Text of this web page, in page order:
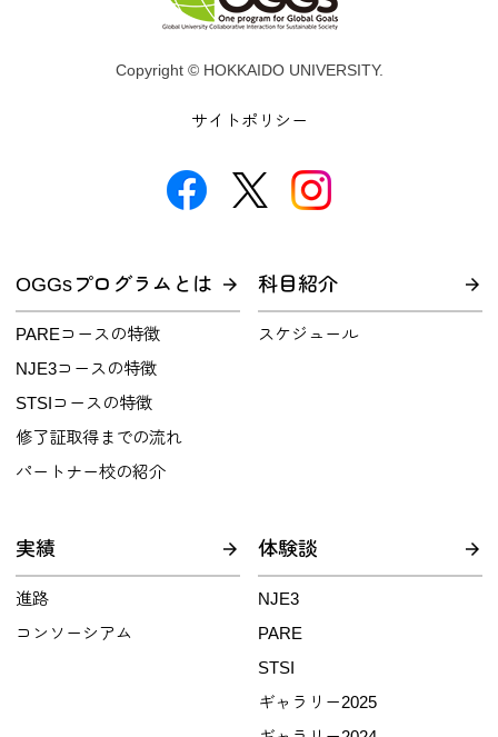
Copyright © HOKKAIDO UNIVERSITY.
サイトポリシー
OGGsプログラムとは
PAREコースの特徴
NJE3コースの特徴
STSIコースの特徴
修了証取得までの流れ
パートナー校の紹介
科目紹介
スケジュール
実績
進路
コンソーシアム
体験談
NJE3
PARE
STSI
ギャラリー2025